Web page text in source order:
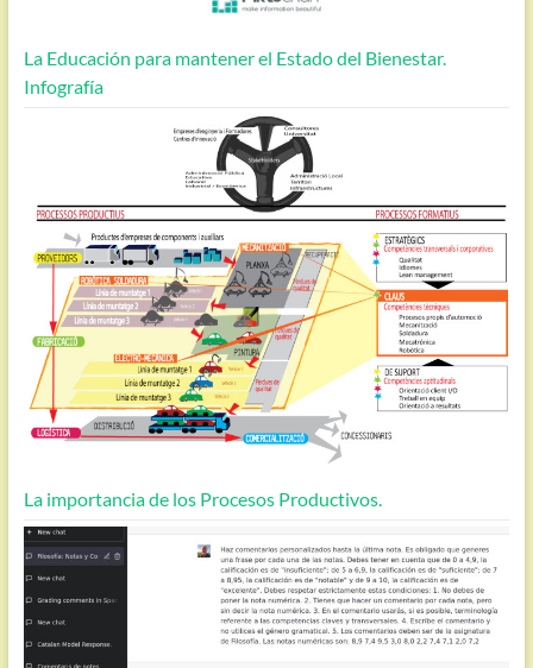
La Educación para mantener el Estado del Bienestar.
Infografía
La importancia de los Procesos Productivos.